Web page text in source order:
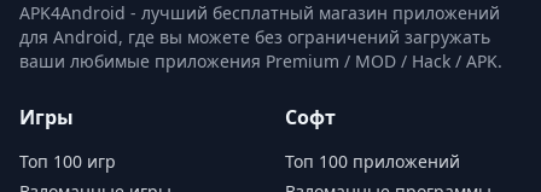
APK4Android - лучший бесплатный магазин приложений
для Android, где вы можете без ограничений загружать
ваши любимые приложения Premium / MOD / Hack / APK.
Игры
Топ 100 игр
Софт
Топ 100 приложений